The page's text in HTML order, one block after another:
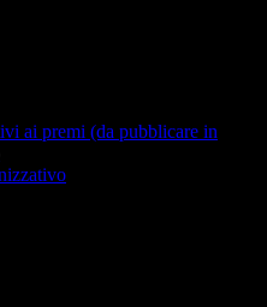
ai premi (da pubblicare in